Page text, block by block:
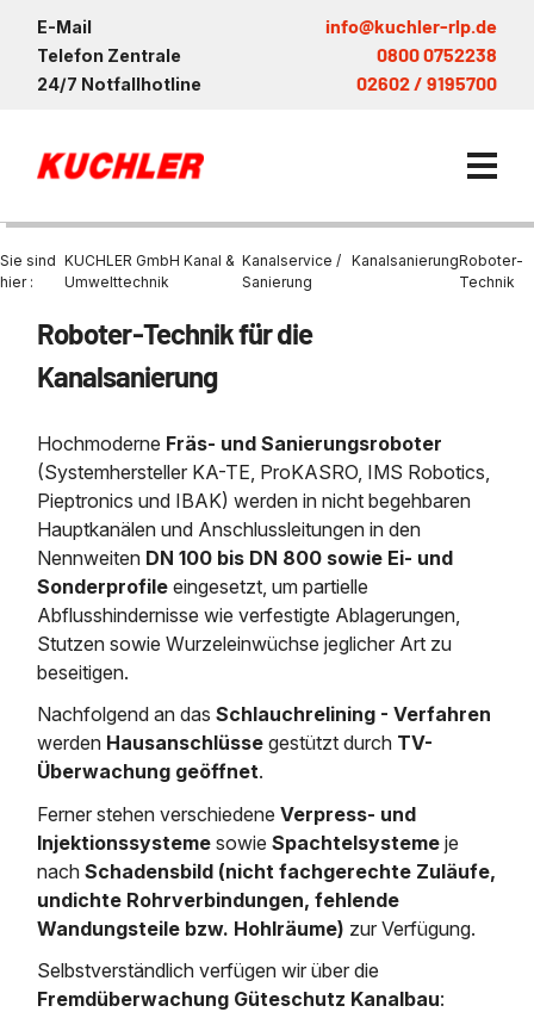
E-Mail info@kuchler-rlp.de
Telefon Zentrale 0800 0752238
24/7 Notfallhotline 02602 / 9195700
Kanalservice / Sanierung
Großprofilsanierung
Kanalreinigung
Grubenentleerung
Wasserhaltung
Dükerreinigung
Entsorgung
Entsorgung von
Entleerung und Reinigung
Regenrückhaltebecken
Austausch von
Schießstandsanierung -
Geschosssandfang
Abscheiderwartung & Entleerung
Wartung und Vollservice
Prüfung &
Sanierung von
Fettabscheider
Entsorgung
Saugbagger / Luftförderanlage
Entleerung von
Faultürmen per
Entleerung und
Saugbagger für Tiefbau
Saugbagger und Pumpen
Fermenter-Entleerung
Regenrückhaltebecken
Entschlammung
etc.
Weitere Services mit
Mobile Schlamm-Entwässerung
Unternehmen
Nachhaltigkeit & Umwelt
Referenzen
News & Aktuelles
Stellenangebote
Kontakt
Sie sind
hier :
KUCHLER GmbH Kanal &
Umwelttechnik
Kanalservice /
Sanierung
KanalsanierungRoboter-
Technik
Roboter‐Technik für die
Kanalsanierung
Hochmoderne Fräs‐ und Sanierungs­roboter
(Systemhersteller KA-TE, ProKASRO, IMS Robotics,
Pieptronics und IBAK) werden in nicht begeh­baren
Hauptkanälen und Anschlussleitungen in den
Nennweiten DN 100 bis DN 800 sowie Ei- und
Sonderprofile eingesetzt, um partielle
Abflusshindernisse wie verfestigte Ablagerungen,
Stutzen sowie Wurzeleinwüchse jeglicher Art zu
beseitigen.
Nachfolgend an dasSchlauchrelining - Verfahren
werden Hausanschlüsse gestützt durch TV-
Überwachung geöffnet.
Ferner stehen verschiedeneVerpress- und
Injektionssysteme sowieSpachtelsysteme je
nachSchadensbild (nicht fachgerechte Zuläufe,
undichte Rohrverbindungen, fehlende
Wandungsteile bzw. Hohlräume) zur Verfügung.
Selbstverständlich verfügen wir über die
Fremdüberwachung Güteschutz Kanalbau: